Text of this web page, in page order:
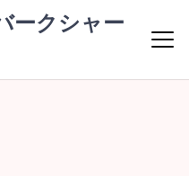
ークシャー